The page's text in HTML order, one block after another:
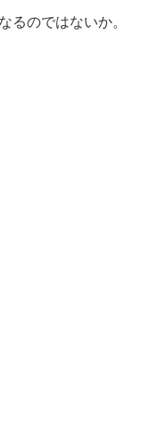
るのではないか。